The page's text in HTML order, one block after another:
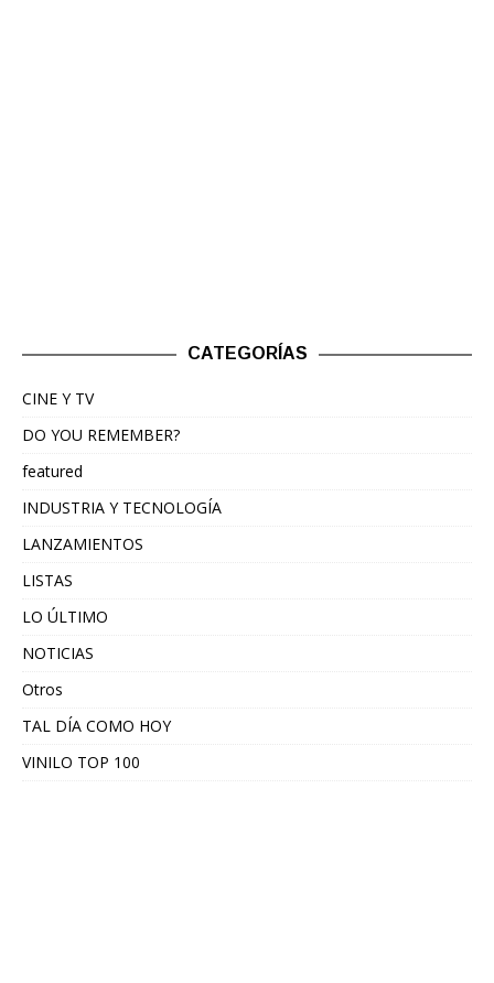
CATEGORÍAS
CINE Y TV
DO YOU REMEMBER?
featured
INDUSTRIA Y TECNOLOGÍA
LANZAMIENTOS
LISTAS
LO ÚLTIMO
NOTICIAS
Otros
TAL DÍA COMO HOY
VINILO TOP 100